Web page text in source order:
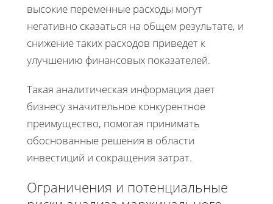
высокие переменные расходы могут
негативно сказаться на общем результате, и
снижение таких расходов приведет к
улучшению финансовых показателей.
Такая аналитическая информация дает
бизнесу значительное конкурентное
преимущество, помогая принимать
обоснованные решения в области
инвестиций и сокращения затрат.
Ограничения и потенциальные